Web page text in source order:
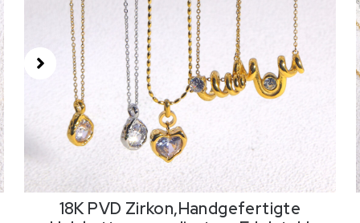
18K PVD Zirkon,Handgefertigte